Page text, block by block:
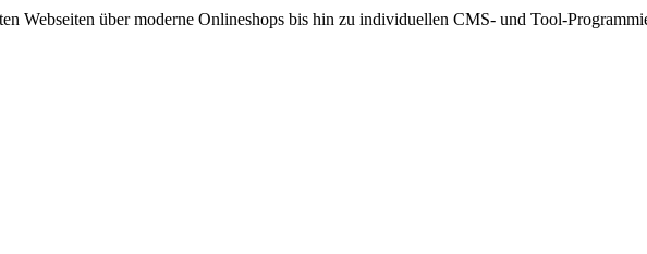
Webseiten über moderne Onlineshops bis hin zu individuellen CMS- und Tool-